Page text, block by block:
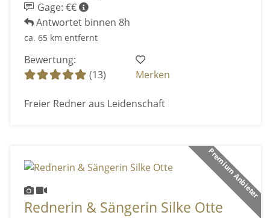
Gage: €€
Antwortet binnen 8h
ca. 65 km entfernt
Bewertung:
(13)
Merken
Freier Redner aus Leidenschaft
Premium Anbieter
Rednerin & Sängerin Silke Otte